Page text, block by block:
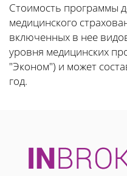
Стоимость программы
медицинского
включенных в нее
уровня медицинских
"Эконом") и может
год.